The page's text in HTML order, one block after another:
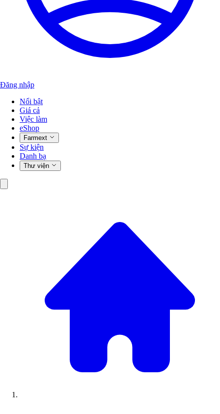
Đăng nhập
Nổi bật
Giá cả
Việc làm
eShop
Farmext
Sự kiện
Danh bạ
Thư viện